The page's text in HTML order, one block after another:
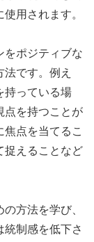
用されます。
をポジティブな
です。例え
持っている場
点を持つことが
点を当てるこ
捉えることなど
方法を学び、
制感を低下さ